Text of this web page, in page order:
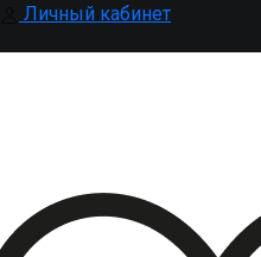
Личный кабинет